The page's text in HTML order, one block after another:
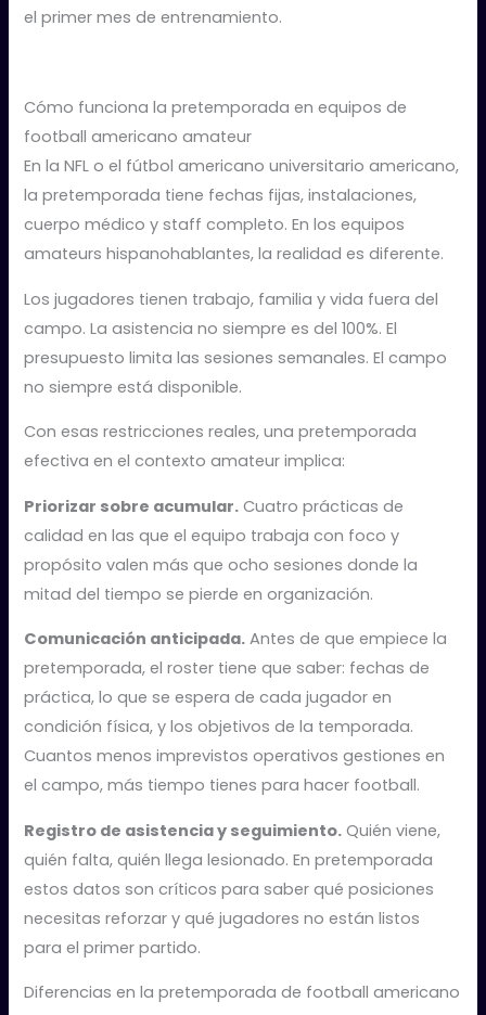
el primer mes de entrenamiento.
Cómo funciona la pretemporada en equipos de
football americano amateur
En la NFL o el fútbol americano universitario americano,
la pretemporada tiene fechas fijas, instalaciones,
cuerpo médico y staff completo. En los equipos
amateurs hispanohablantes, la realidad es diferente.
Los jugadores tienen trabajo, familia y vida fuera del
campo. La asistencia no siempre es del 100%. El
presupuesto limita las sesiones semanales. El campo
no siempre está disponible.
Con esas restricciones reales, una pretemporada
efectiva en el contexto amateur implica:
Priorizar sobre acumular. Cuatro prácticas de
calidad en las que el equipo trabaja con foco y
propósito valen más que ocho sesiones donde la
mitad del tiempo se pierde en organización.
Comunicación anticipada. Antes de que empiece la
pretemporada, el roster tiene que saber: fechas de
práctica, lo que se espera de cada jugador en
condición física, y los objetivos de la temporada.
Cuantos menos imprevistos operativos gestiones en
el campo, más tiempo tienes para hacer football.
Registro de asistencia y seguimiento. Quién viene,
quién falta, quién llega lesionado. En pretemporada
estos datos son críticos para saber qué posiciones
necesitas reforzar y qué jugadores no están listos
para el primer partido.
Diferencias en la pretemporada de football americano